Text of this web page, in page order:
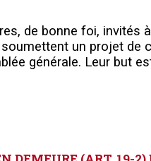
de bonne foi, invités
un projet de
générale. Leur but